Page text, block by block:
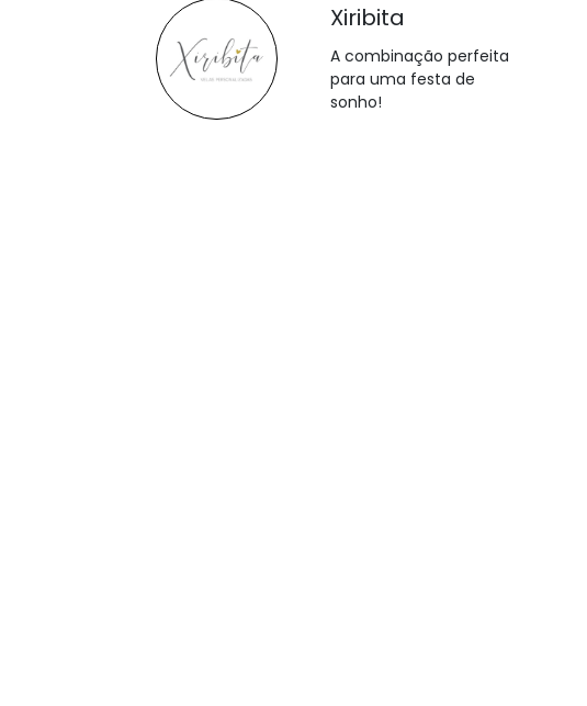
Xiribita
A combinação perfeita
para uma festa de
sonho!